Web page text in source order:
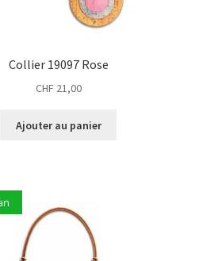
Collier 19097 Rose
CHF 21,00
Ajouter au panier